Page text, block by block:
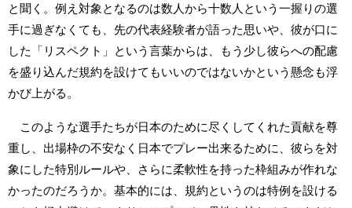
と聞く。例え対象となるのは数人から十数人という一握りの選
手に過ぎなくても、先の代表経験者が語った思いや、彼が口に
した「リスペクト」という言葉からは、もう少し彼らへの配慮
を盛り込んだ規約を設けてもいいのではないかという懸念も浮
かび上がる。
このような選手たちが日本のために尽くしてくれた貢献を尊
重し、出場枠の不安なく日本でプレー出来るために、彼らを対
象にした特別ルールや、さらに柔軟性を持った枠組みが作れな
かったのだろうか。基本的には、規約というのは特例を設ける